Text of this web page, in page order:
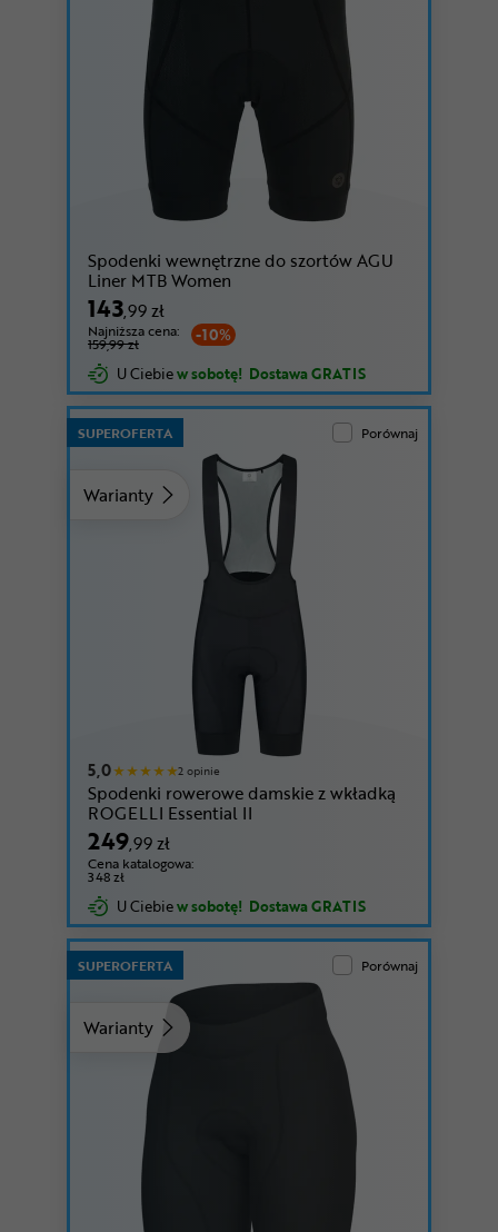
Spodenki wewnętrzne do szortów AGU
Liner MTB Women
143,99 zł
-10%
Najniższa cena:
159,99 zł
U Ciebiew sobotę! Dostawa GRATIS
Warianty
SUPEROFERTA Porównaj
5,0 2 opinie
Spodenki rowerowe damskie z wkładką
ROGELLI Essential II
249,99 zł
Cena katalogowa:
348 zł
U Ciebiew sobotę! Dostawa GRATIS
Warianty
SUPEROFERTA Porównaj